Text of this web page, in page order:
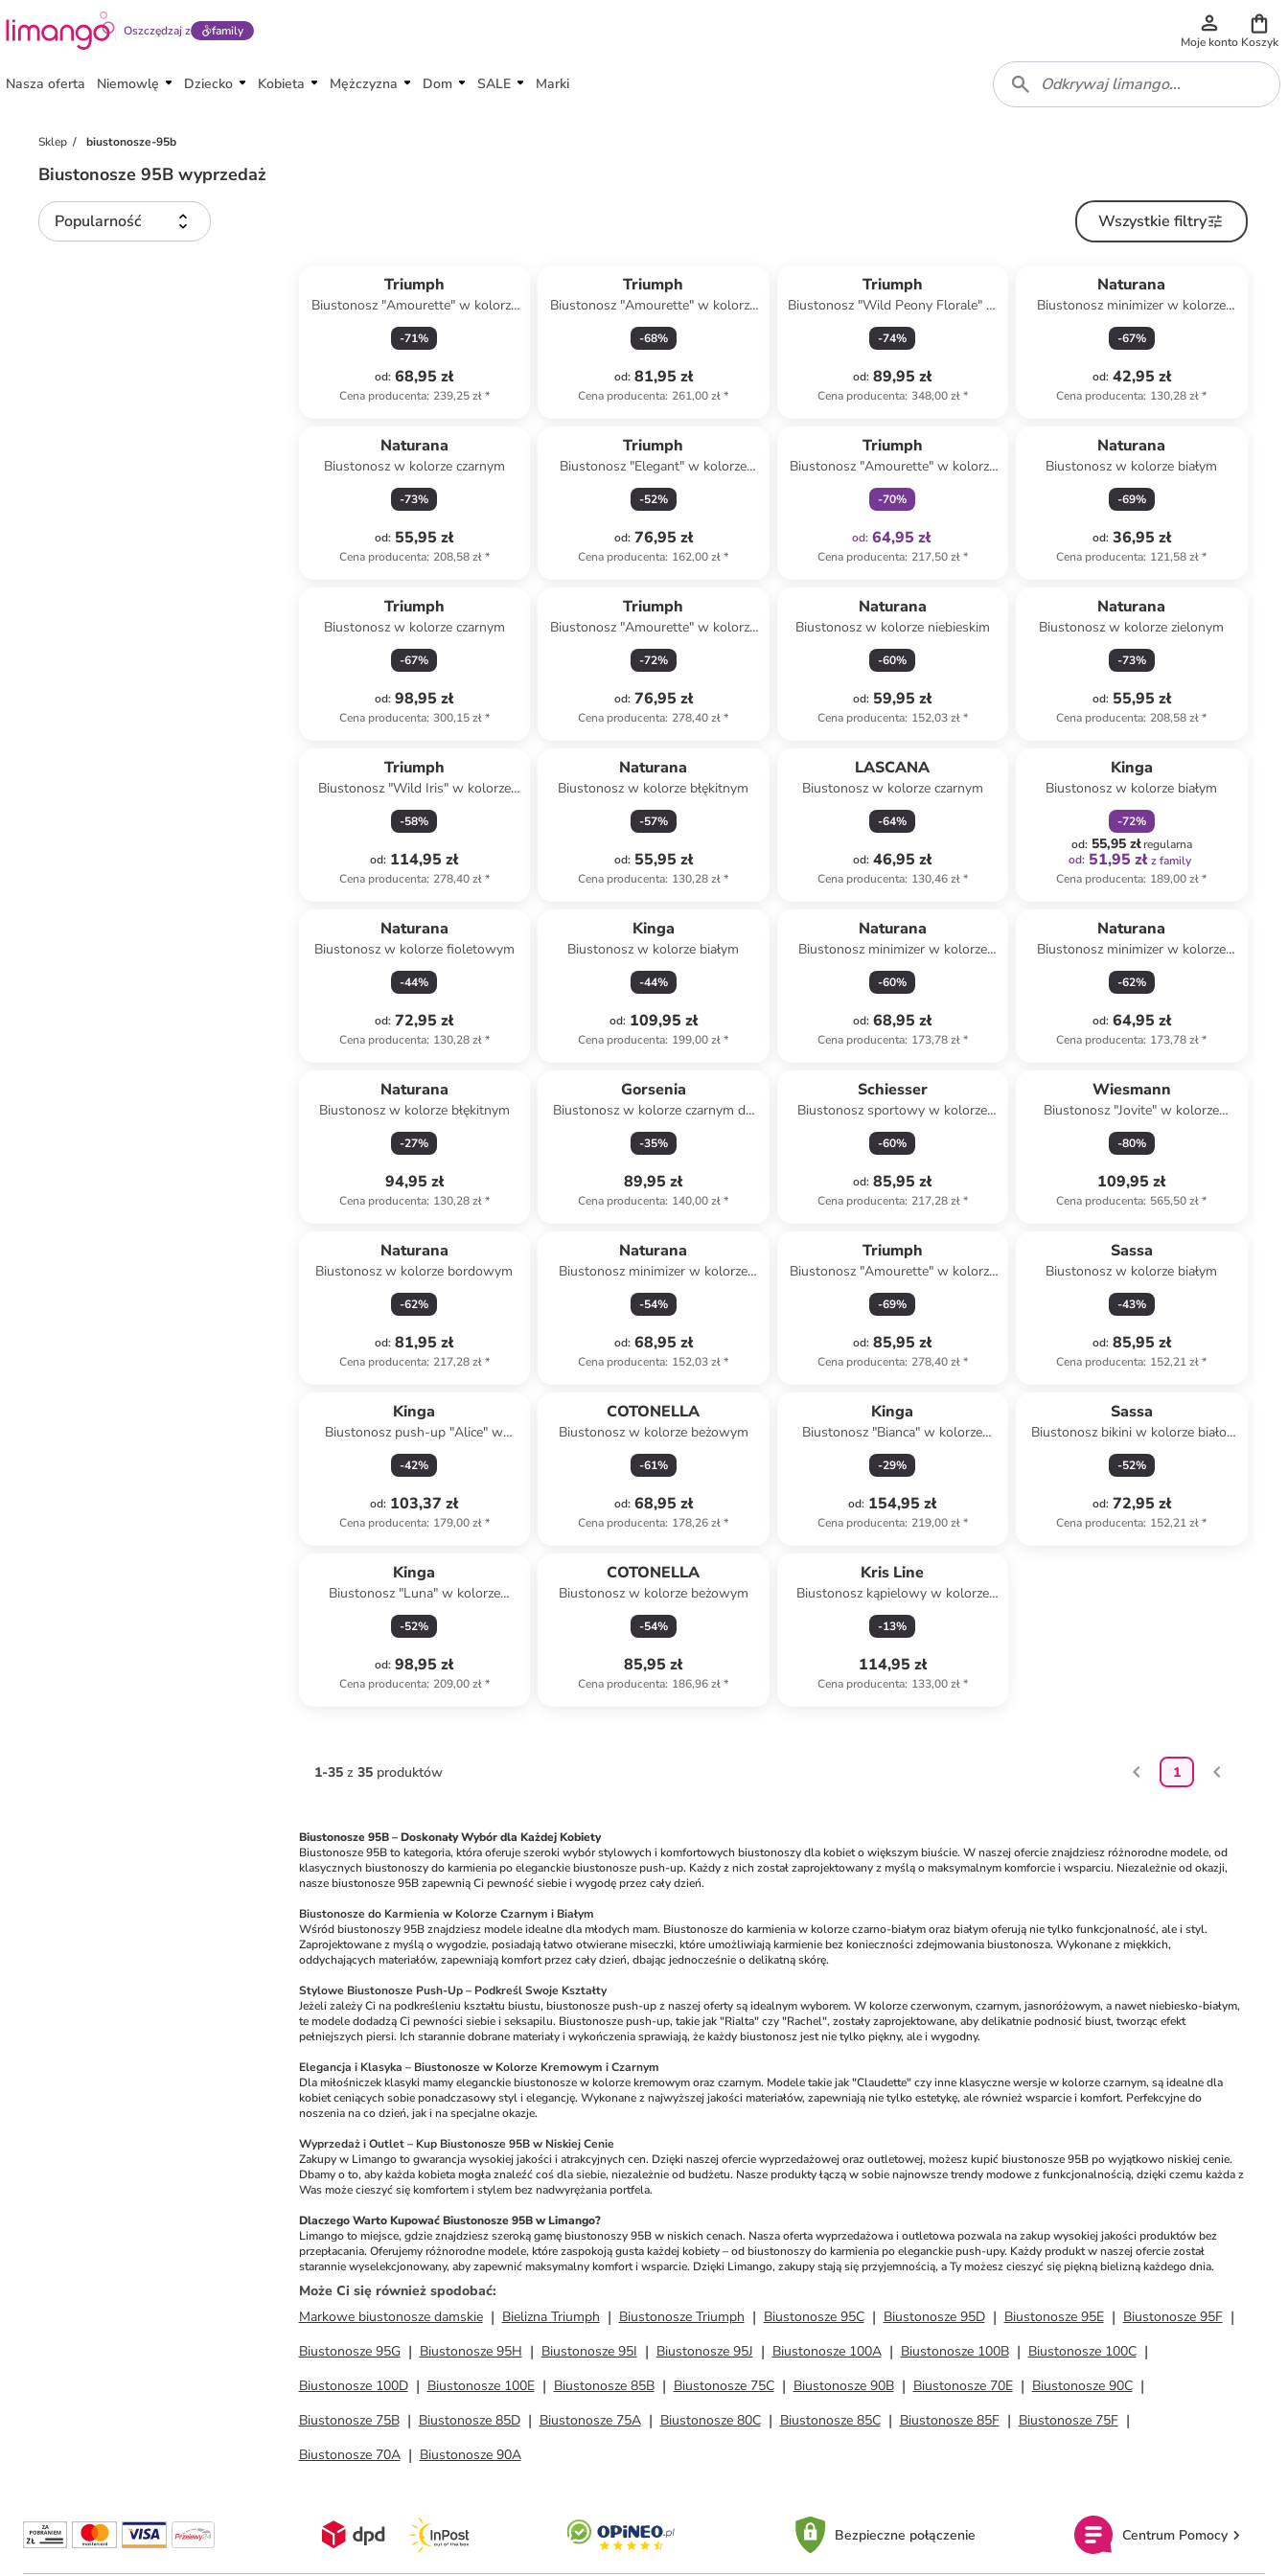
Oszczędzaj z family
Moje konto Koszyk
Nasza oferta Niemowlę Dziecko Kobieta Mężczyzna Dom SALE Marki
Sklep biustonosze-95b
Biustonosze 95B wyprzedaż
Popularność Wszystkie filtry
Triumph
Biustonosz "Amourette" w kolorze
jasnoróżowym
-71%
od: 68,95 zł
Cena producenta: 239,25 zł*
Triumph
Biustonosz "Amourette" w kolorze
oliwkowym
-68%
od: 81,95 zł
Cena producenta: 261,00 zł*
Triumph
Biustonosz "Wild Peony Florale" w
kolorze jasnoróżowym
-74%
od: 89,95 zł
Cena producenta: 348,00 zł*
Naturana
Biustonosz minimizer w kolorze
białym
-67%
od: 42,95 zł
Cena producenta: 130,28 zł*
Naturana
Biustonosz w kolorze czarnym
-73%
od: 55,95 zł
Cena producenta: 208,58 zł*
Triumph
Biustonosz "Elegant" w kolorze
cielistym
-52%
od: 76,95 zł
Cena producenta: 162,00 zł*
Triumph
Biustonosz "Amourette" w kolorze
oliwkowym
-70%
od: 64,95 zł
Cena producenta: 217,50 zł*
Naturana
Biustonosz w kolorze białym
-69%
od: 36,95 zł
Cena producenta: 121,58 zł*
Triumph
Biustonosz w kolorze czarnym
-67%
od: 98,95 zł
Cena producenta: 300,15 zł*
Triumph
Biustonosz "Amourette" w kolorze
błękitnym
-72%
od: 76,95 zł
Cena producenta: 278,40 zł*
Naturana
Biustonosz w kolorze niebieskim
-60%
od: 59,95 zł
Cena producenta: 152,03 zł*
Naturana
Biustonosz w kolorze zielonym
-73%
od: 55,95 zł
Cena producenta: 208,58 zł*
Triumph
Biustonosz "Wild Iris" w kolorze
antracytowym
-58%
od: 114,95 zł
Cena producenta: 278,40 zł*
Naturana
Biustonosz w kolorze błękitnym
-57%
od: 55,95 zł
Cena producenta: 130,28 zł*
LASCANA
Biustonosz w kolorze czarnym
-64%
od: 46,95 zł
Cena producenta: 130,46 zł*
Kinga
Biustonosz w kolorze białym
-72%
od: 55,95 złregularna
od: 51,95 zł z family
Cena producenta: 189,00 zł*
Naturana
Biustonosz w kolorze fioletowym
-44%
od: 72,95 zł
Cena producenta: 130,28 zł*
Kinga
Biustonosz w kolorze białym
-44%
od: 109,95 zł
Cena producenta: 199,00 zł*
Naturana
Biustonosz minimizer w kolorze
czarnym
-60%
od: 68,95 zł
Cena producenta: 173,78 zł*
Naturana
Biustonosz minimizer w kolorze
czarnym
-62%
od: 64,95 zł
Cena producenta: 173,78 zł*
Naturana
Biustonosz w kolorze błękitnym
-27%
94,95 zł
Cena producenta: 130,28 zł*
Gorsenia
Biustonosz w kolorze czarnym do
karmienia
-35%
89,95 zł
Cena producenta: 140,00 zł*
Schiesser
Biustonosz sportowy w kolorze
czarnym
-60%
od: 85,95 zł
Cena producenta: 217,28 zł*
Wiesmann
Biustonosz "Jovite" w kolorze
czarnym
-80%
109,95 zł
Cena producenta: 565,50 zł*
Naturana
Biustonosz w kolorze bordowym
-62%
od: 81,95 zł
Cena producenta: 217,28 zł*
Naturana
Biustonosz minimizer w kolorze
granatowym
-54%
od: 68,95 zł
Cena producenta: 152,03 zł*
Triumph
Biustonosz "Amourette" w kolorze
fioletowym
-69%
od: 85,95 zł
Cena producenta: 278,40 zł*
Sassa
Biustonosz w kolorze białym
-43%
od: 85,95 zł
Cena producenta: 152,21 zł*
Kinga
Biustonosz push-up "Alice" w
kolorze beżowym
-42%
od: 103,37 zł
Cena producenta: 179,00 zł*
COTONELLA
Biustonosz w kolorze beżowym
-61%
od: 68,95 zł
Cena producenta: 178,26 zł*
Kinga
Biustonosz "Bianca" w kolorze
czarnym
-29%
od: 154,95 zł
Cena producenta: 219,00 zł*
Sassa
Biustonosz bikini w kolorze biało-
granatowym
-52%
od: 72,95 zł
Cena producenta: 152,21 zł*
Kinga
Biustonosz "Luna" w kolorze
czarnym
-52%
od: 98,95 zł
Cena producenta: 209,00 zł*
COTONELLA
Biustonosz w kolorze beżowym
-54%
85,95 zł
Cena producenta: 186,96 zł*
Kris Line
Biustonosz kąpielowy w kolorze
granatowo-białym
-13%
114,95 zł
Cena producenta: 133,00 zł*
1-35 z 35 produktów 1
Biustonosze 95B – Doskonały Wybór dla Każdej Kobiety
Biustonosze 95B to kategoria, która oferuje szeroki wybór stylowych i komfortowych biustonoszy dla kobiet o większym biuście. W naszej ofercie znajdziesz różnorodne modele, od
klasycznych biustonoszy do karmienia po eleganckie biustonosze push-up. Każdy z nich został zaprojektowany z myślą o maksymalnym komforcie i wsparciu. Niezależnie od okazji,
nasze biustonosze 95B zapewnią Ci pewność siebie i wygodę przez cały dzień.
Biustonosze do Karmienia w Kolorze Czarnym i Białym
Wśród biustonoszy 95B znajdziesz modele idealne dla młodych mam. Biustonosze do karmienia w kolorze czarno-białym oraz białym oferują nie tylko funkcjonalność, ale i styl.
Zaprojektowane z myślą o wygodzie, posiadają łatwo otwierane miseczki, które umożliwiają karmienie bez konieczności zdejmowania biustonosza. Wykonane z miękkich,
oddychających materiałów, zapewniają komfort przez cały dzień, dbając jednocześnie o delikatną skórę.
Stylowe Biustonosze Push-Up – Podkreśl Swoje Kształty
Jeżeli zależy Ci na podkreśleniu kształtu biustu, biustonosze push-up z naszej oferty są idealnym wyborem. W kolorze czerwonym, czarnym, jasnoróżowym, a nawet niebiesko-białym,
te modele dodadzą Ci pewności siebie i seksapilu. Biustonosze push-up, takie jak "Rialta" czy "Rachel", zostały zaprojektowane, aby delikatnie podnosić biust, tworząc efekt
pełniejszych piersi. Ich starannie dobrane materiały i wykończenia sprawiają, że każdy biustonosz jest nie tylko piękny, ale i wygodny.
Elegancja i Klasyka – Biustonosze w Kolorze Kremowym i Czarnym
Dla miłośniczek klasyki mamy eleganckie biustonosze w kolorze kremowym oraz czarnym. Modele takie jak "Claudette" czy inne klasyczne wersje w kolorze czarnym, są idealne dla
kobiet ceniących sobie ponadczasowy styl i elegancję. Wykonane z najwyższej jakości materiałów, zapewniają nie tylko estetykę, ale również wsparcie i komfort. Perfekcyjne do
noszenia na co dzień, jak i na specjalne okazje.
Wyprzedaż i Outlet – Kup Biustonosze 95B w Niskiej Cenie
Zakupy w Limango to gwarancja wysokiej jakości i atrakcyjnych cen. Dzięki naszej ofercie wyprzedażowej oraz outletowej, możesz kupić biustonosze 95B po wyjątkowo niskiej cenie.
Dbamy o to, aby każda kobieta mogła znaleźć coś dla siebie, niezależnie od budżetu. Nasze produkty łączą w sobie najnowsze trendy modowe z funkcjonalnością, dzięki czemu każda z
Was może cieszyć się komfortem i stylem bez nadwyrężania portfela.
Dlaczego Warto Kupować Biustonosze 95B w Limango?
Limango to miejsce, gdzie znajdziesz szeroką gamę biustonoszy 95B w niskich cenach. Nasza oferta wyprzedażowa i outletowa pozwala na zakup wysokiej jakości produktów bez
przepłacania. Oferujemy różnorodne modele, które zaspokoją gusta każdej kobiety – od biustonoszy do karmienia po eleganckie push-upy. Każdy produkt w naszej ofercie został
starannie wyselekcjonowany, aby zapewnić maksymalny komfort i wsparcie. Dzięki Limango, zakupy stają się przyjemnością, a Ty możesz cieszyć się piękną bielizną każdego dnia.
Może Ci się również spodobać:
Markowe biustonosze damskie
Bielizna Triumph Biustonosze Triumph Biustonosze 95C Biustonosze 95D Biustonosze 95E
Biustonosze 95F
Biustonosze 95G
Biustonosze 95H Biustonosze 95I Biustonosze 95J Biustonosze 100A Biustonosze 100B
Biustonosze 100C
Biustonosze 100D
Biustonosze 100E Biustonosze 85B Biustonosze 75C Biustonosze 90B Biustonosze 70E
Biustonosze 90C
Biustonosze 75B
Biustonosze 85D Biustonosze 75A Biustonosze 80C Biustonosze 85C Biustonosze 85F
Biustonosze 75F
Biustonosze 70A
Biustonosze 90A
Bezpieczne połączenie Centrum Pomocy